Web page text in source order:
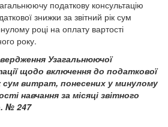
податкову консультацію
знижки за звітний рік сум
році на оплату вартості
року.
Узагальнюючої
щодо включення до податкової
сум витрат, понесених у минулому
навчання за місяці звітного
№ 247